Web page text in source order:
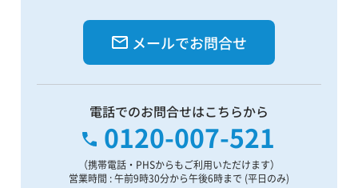
メールでお問合せ
電話でのお問合せはこちらから
0120-007-521
（携帯電話・PHSからもご利用いただけます）
営業時間 : 午前9時30分から午後6時まで (平日のみ)